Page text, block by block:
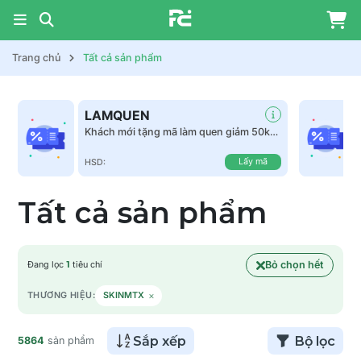
Trang chủ Tất cả sản phẩm
LAMQUEN
Khách mới tặng mã làm quen giảm 50k
HSD: Lấy mã
Tất cả sản phẩm
Đang lọc 1 tiêu chí Bỏ chọn hết
THƯƠNG HIỆU: SKINMTX ×
5864 sản phẩm Sắp xếp Bộ lọc